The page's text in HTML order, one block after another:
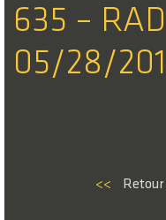
635 –
05/28/
<< Retour